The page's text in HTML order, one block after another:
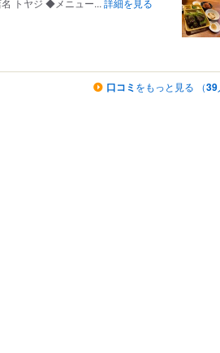
トヤジ ◆メニュー... 詳細を見る
口コミ をもっと見る （39